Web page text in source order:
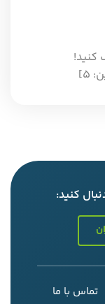
کنید!
5
]
کنید:
تماس با ما